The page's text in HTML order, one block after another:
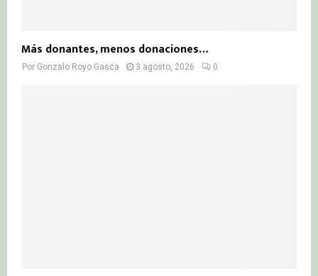
Más donantes, menos donaciones…
Por Gonzalo Royo Gasca 3 agosto, 2026 0